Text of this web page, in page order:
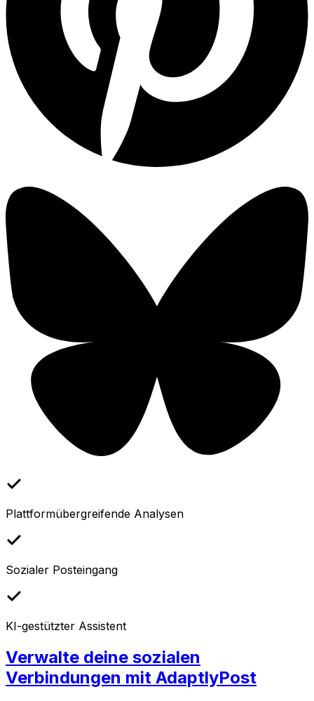
Plattformübergreifende Analysen
Sozialer Posteingang
KI-gestützter Assistent
Verwalte deine sozialen
Verbindungen mit AdaptlyPost